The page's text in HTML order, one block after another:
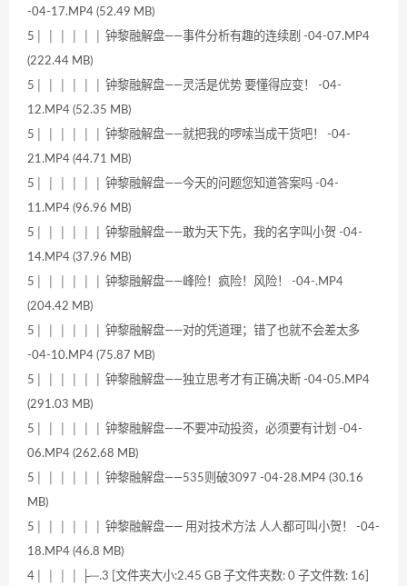
-04-17.MP4 (52.49 MB)
5│ │ │ │ │ │ 钟黎融解盘——事件分析有趣的连续剧 -04-07.MP4
(222.44 MB)
5│ │ │ │ │ │ 钟黎融解盘——灵活是优势 要懂得应变！ -04-
12.MP4 (52.35 MB)
5│ │ │ │ │ │ 钟黎融解盘——就把我的啰嗦当成干货吧！ -04-
21.MP4 (44.71 MB)
5│ │ │ │ │ │ 钟黎融解盘——今天的问题您知道答案吗 -04-
11.MP4 (96.96 MB)
5│ │ │ │ │ │ 钟黎融解盘——敢为天下先，我的名字叫小贺 -04-
14.MP4 (37.96 MB)
5│ │ │ │ │ │ 钟黎融解盘——峰险！疯险！风险！ -04-.MP4
(204.42 MB)
5│ │ │ │ │ │ 钟黎融解盘——对的凭道理；错了也就不会差太多
-04-10.MP4 (75.87 MB)
5│ │ │ │ │ │ 钟黎融解盘——独立思考才有正确决断 -04-05.MP4
(291.03 MB)
5│ │ │ │ │ │ 钟黎融解盘——不要冲动投资，必须要有计划 -04-
06.MP4 (262.68 MB)
5│ │ │ │ │ │ 钟黎融解盘——535则破3097 -04-28.MP4 (30.16
MB)
5│ │ │ │ │ │ 钟黎融解盘—— 用对技术方法 人人都可叫小贺！ -04-
18.MP4 (46.8 MB)
4│ │ │ │ ├─.3 [文件夹大小:2.45 GB 子文件夹数: 0 子文件数: 16]